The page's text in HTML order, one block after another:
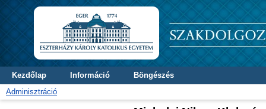
Kezdőlap Információ
Böngészés
Adminisztráció